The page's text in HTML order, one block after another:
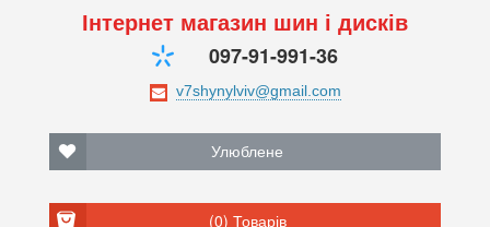
Інтернет магазин шин і дисків
097-91-991-36
Улюблене
(0) Товарів